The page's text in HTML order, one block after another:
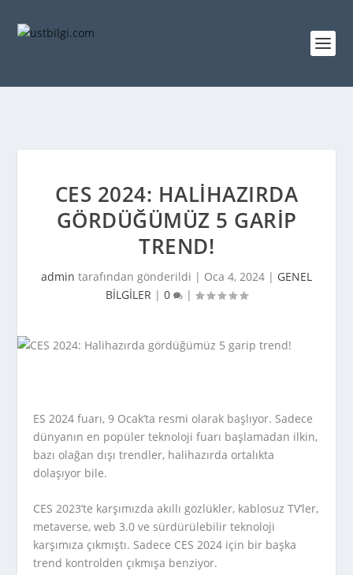
CES 2024: HALIHAZIRDA
GÖRDÜĞÜMÜZ 5 GARIP
TREND!
admin tarafından gönderildi | Oca 4, 2024 | GENEL
BİLGİLER | 0 |
ES 2024 fuarı, 9 Ocak’ta resmi olarak başlıyor. Sadece
dünyanın en popüler teknoloji fuarı başlamadan ilkin,
bazı olağan dışı trendler, halihazırda ortalıkta
dolaşıyor bile.
CES 2023’te karşımızda akıllı gözlükler, kablosuz TV’ler,
metaverse, web 3.0 ve sürdürülebilir teknoloji
karşımıza çıkmıştı. Sadece CES 2024 için bir başka
trend kontrolden çıkmışa benziyor.